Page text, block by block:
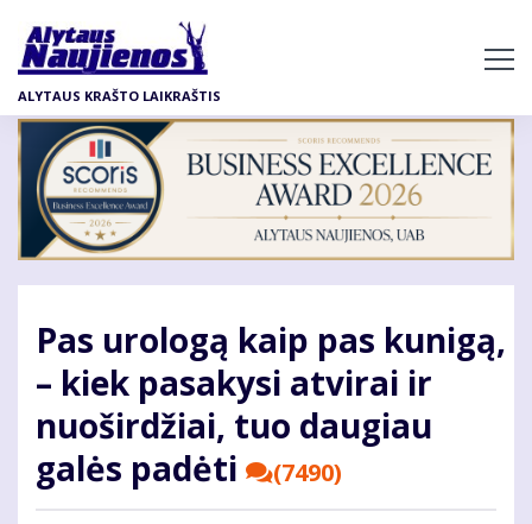
pagrindinį
turinį
ALYTAUS KRAŠTO LAIKRAŠTIS
Pas urologą kaip pas kunigą,
– kiek pasakysi atvirai ir
nuoširdžiai, tuo daugiau
galės padėti
(7490)